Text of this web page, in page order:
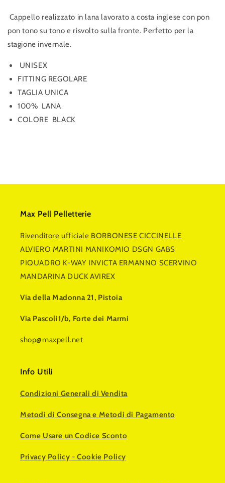
Cappello realizzato in lana lavorato a costa inglese con pon
pon tono su tono e risvolto sulla fronte. Perfetto per la
stagione invernale.
UNISEX
FITTING REGOLARE
TAGLIA UNICA
100% LANA
COLORE BLACK
Max Pell Pelletterie
Rivenditore ufficiale BORBONESE CICCINELLE
ALVIERO MARTINI MANIKOMIO DSGN GABS
PIQUADRO K-WAY INVICTA ERMANNO SCERVINO
MANDARINA DUCK AVIREX
Via della Madonna 21, Pistoia
Via Pascoli1/b, Forte dei Marmi
shop@maxpell.net
Info Utili
Condizioni Generali di Vendita
Metodi di Consegna e Metodi di Pagamento
Come Usare un Codice Sconto
Privacy Policy -Cookie Policy